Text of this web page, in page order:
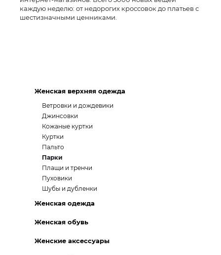
каждую неделю: от недорогих кроссовок до платьев с
шестизначными ценниками.
Женская верхняя одежда
Ветровки и дождевики
Джинсовки
Кожаные куртки
Куртки
Пальто
Парки
Плащи и тренчи
Пуховики
Шубы и дубленки
Женская одежда
Женская обувь
Женские аксессуары